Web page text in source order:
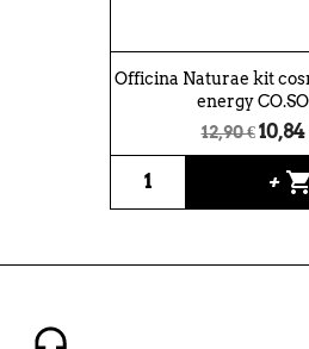
Officina Naturae kit
energy
12,90 € 10,84
+ shopping_cart